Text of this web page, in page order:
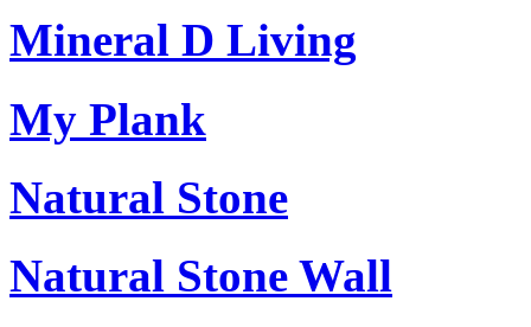
Mineral D Living
My Plank
Natural Stone
Natural Stone Wall